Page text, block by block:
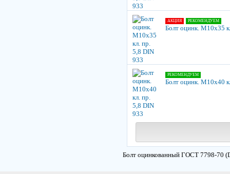
АКЦИЯ РЕКОМЕНДУЕМ
Болт оцинк. М10х35
РЕКОМЕНДУЕМ
Болт оцинк. М10х40
Болт оцинкованный ГОСТ 7798-70